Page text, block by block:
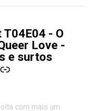
T04E04 - O
Love -
e surtos
com mais um